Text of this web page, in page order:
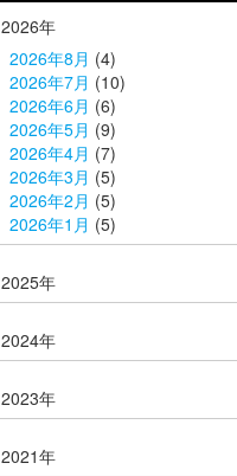
2026年
2026年8月 (4)
2026年7月 (10)
2026年6月 (6)
2026年5月 (9)
2026年4月 (7)
2026年3月 (5)
2026年2月 (5)
2026年1月 (5)
2025年
2024年
2023年
2021年